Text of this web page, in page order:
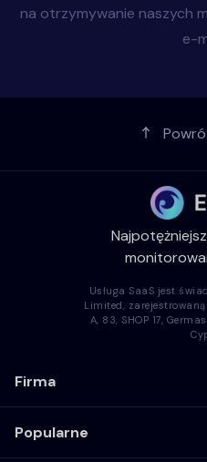
na otrzymywanie naszych
e-
Usługa SaaS jest
Limited,
A, 83, SHOP 17,
Firma
Popularne